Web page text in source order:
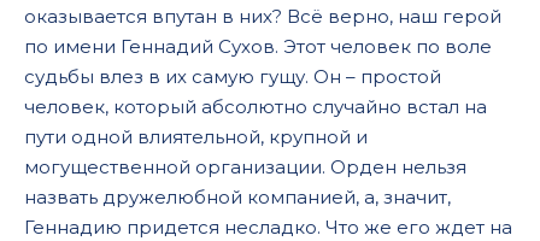
оказывается впутан в них? Всё верно, наш герой
по имени Геннадий Сухов. Этот человек по воле
судьбы влез в их самую гущу. Он – простой
человек, который абсолютно случайно встал на
пути одной влиятельной, крупной и
могущественной организации. Орден нельзя
назвать дружелюбной компанией, а, значит,
Геннадию придется несладко. Что же его ждет на